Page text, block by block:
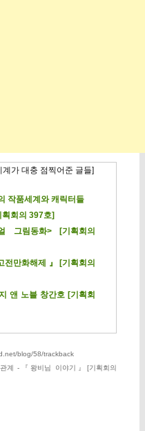
가 대충 점찍어준 글들]
작품세계와 캐릭터들
회의 397호]
그림동화> [기획회의
만화해제』[기획회의
앤 노블 창간호 [기획회
blog/58/trackback
계 -『왕비님 이야기』[기획회의